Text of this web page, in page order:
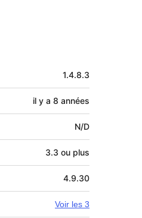
1.4.8.3
il y a 8 années
N/D
3.3 ou plus
4.9.30
Voir les 3